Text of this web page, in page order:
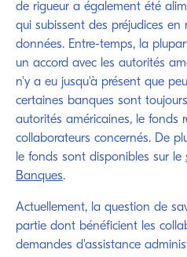
de rigueur a également été
qui subissent des préjudices en
données. Entre-temps, la
un accord avec les autorités
n'y a eu jusqu'à présent que
certaines banques sont
autorités américaines, le fonds
collaborateurs concernés. De
le fonds sont disponibles sur le
Banques.
Actuellement, la question de
partie dont bénéficient les
demandes d'assistance